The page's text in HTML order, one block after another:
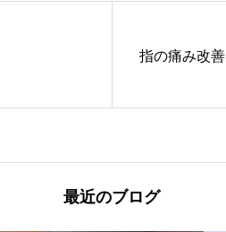
指の痛み改善
最近のブログ